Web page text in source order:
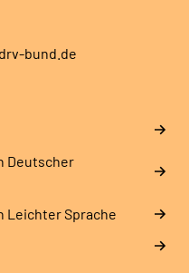
bund.de
Deutscher
Leichter Sprache